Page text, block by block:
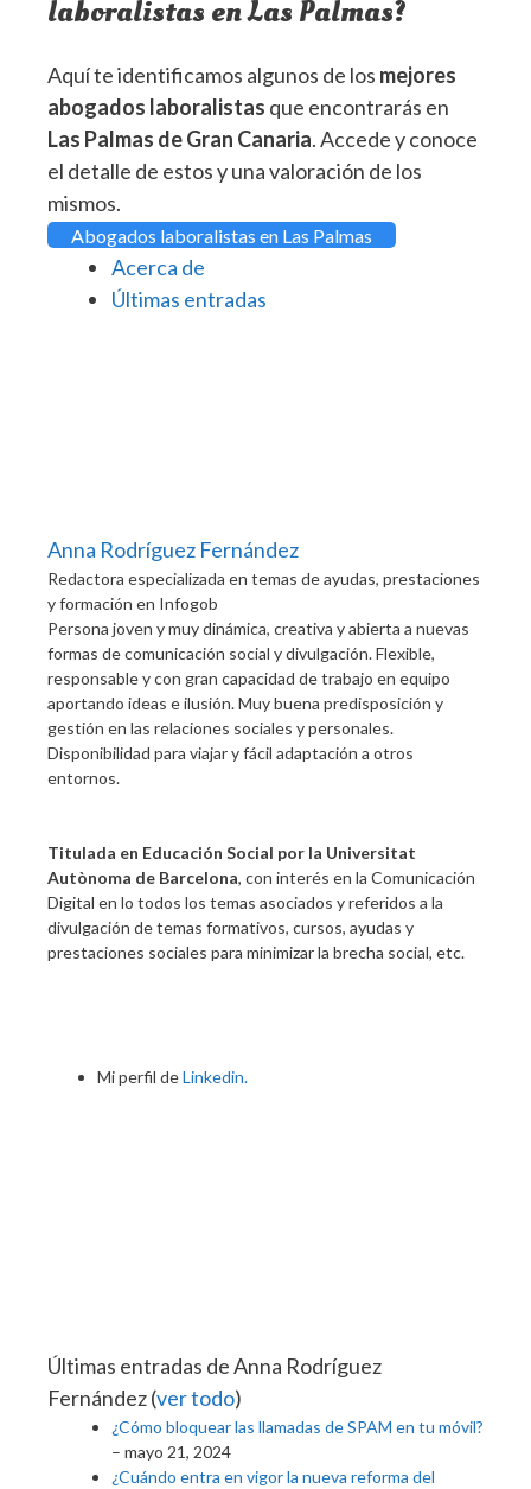
laboralistas en Las Palmas?
Aquí te identificamos algunos de los mejores
abogados laboralistas que encontrarás en
Las Palmas de Gran Canaria. Accede y conoce
el detalle de estos y una valoración de los
mismos.
Abogados laboralistas en Las Palmas
Acerca de
Últimas entradas
Anna Rodríguez Fernández
Redactora especializada en temas de ayudas, prestaciones
y formación en Infogob
Persona joven y muy dinámica, creativa y abierta a nuevas
formas de comunicación social y divulgación. Flexible,
responsable y con gran capacidad de trabajo en equipo
aportando ideas e ilusión. Muy buena predisposición y
gestión en las relaciones sociales y personales.
Disponibilidad para viajar y fácil adaptación a otros
entornos.
Titulada en Educación Social por la Universitat
Autònoma de Barcelona, con interés en la Comunicación
Digital en lo todos los temas asociados y referidos a la
divulgación de temas formativos, cursos, ayudas y
prestaciones sociales para minimizar la brecha social, etc.
Mi perfil deLinkedin.
Últimas entradas de Anna Rodríguez
Fernández(ver todo)
¿Cómo bloquear las llamadas de SPAM en tu móvil?
– mayo 21, 2024
¿Cuándo entra en vigor la nueva reforma del